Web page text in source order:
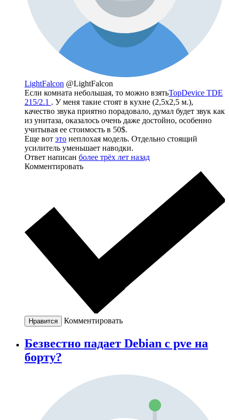
LightFalcon @LightFalcon
Если комната небольшая, то можно взятьTopDevice TDE
215/2.1 . У меня такие стоят в кухне (2,5х2,5 м.),
качество звука приятно порадовало, думал будет звук как
из унитаза, оказалось очень даже достойно, особенно
учитывая ее стоимость в 50$.
Еще вот это неплохая модель. Отдельно стоящий
усилитель уменьшает наводки.
Ответ написан более трёх лет назад
Комментировать
Нравится Комментировать
Безвестно падает Debian с pve на
борту?